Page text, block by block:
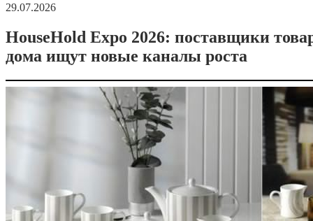
29.07.2026
HouseHold Expo 2026: поставщики
дома ищут новые каналы роста